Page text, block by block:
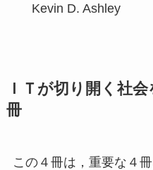
Kevin D. Ashley
ＩＴが切り開く社
冊
この４冊は，重要な４